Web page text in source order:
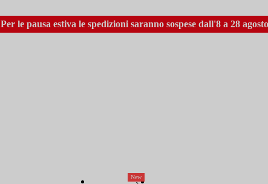
Per le pausa estiva le spedizioni saranno sospese dall'8 a 28
New